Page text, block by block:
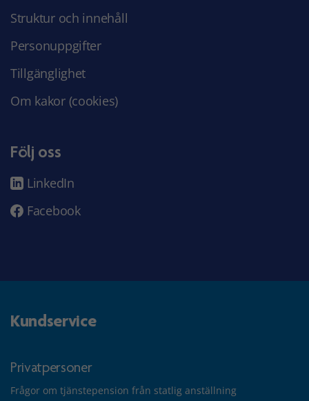
Struktur och innehåll
Personuppgifter
Tillgänglighet
Om kakor (cookies)
Följ oss
LinkedIn
Facebook
Kundservice
Privatpersoner
Frågor om tjänstepension från statlig anställning